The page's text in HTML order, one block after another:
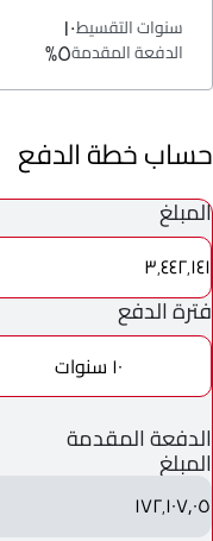
سنوات التقسيط١٠
الدفعة المقدمة٥%
حساب خطة الدفع
المبلغ
٣٬٤٤٢٬١٤١
فترة الدفع
١٠ سنوات
الدفعة المقدمة
المبلغ
١٧٢٬١٠٧٫٠٥